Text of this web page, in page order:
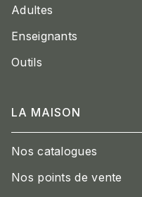
Adultes
Enseignants
Outils
LA MAISON
Nos catalogues
Nos points de vente